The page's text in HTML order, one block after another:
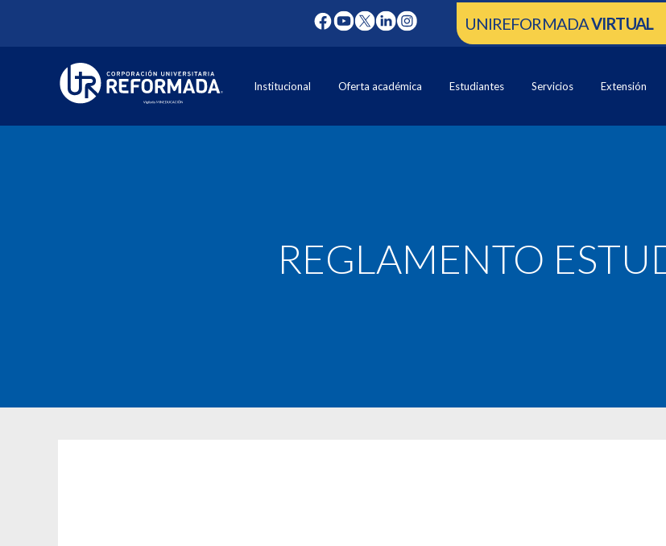
UNIREFORMADAVIRTUAL
Institucional Oferta académica Estudiantes Servicios Extensión
REGLAMENTO